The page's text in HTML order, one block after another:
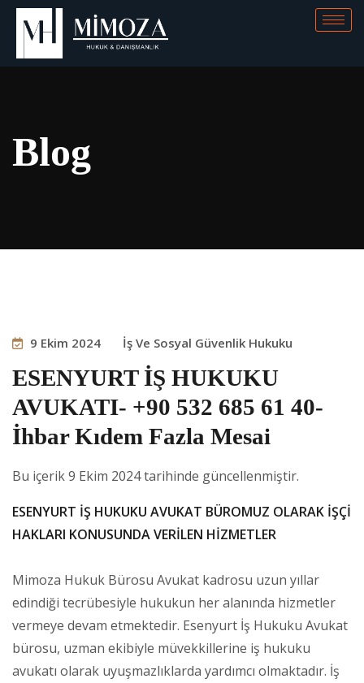
Blog
9 Ekim 2024 İş Ve Sosyal Güvenlik Hukuku
ESENYURT İŞ HUKUKU
AVUKATI- +90 532 685 61 40-
İhbar Kıdem Fazla Mesai
Bu içerik 9 Ekim 2024 tarihinde güncellenmiştir.
ESENYURT İŞ HUKUKU AVUKAT BÜROMUZ OLARAK İŞÇİ
HAKLARI KONUSUNDA VERİLEN HİZMETLER
Mimoza Hukuk Bürosu Avukat kadrosu uzun yıllar
edindiği tecrübesiyle hukukun her alanında hizmetler
vermeye devam etmektedir. Esenyurt İş Hukuku Avukat
bürosu, uzman ekibiyle müvekkillerine iş hukuku
avukatı olarak uyuşmazlıklarda yardımcı olmaktadır. İş